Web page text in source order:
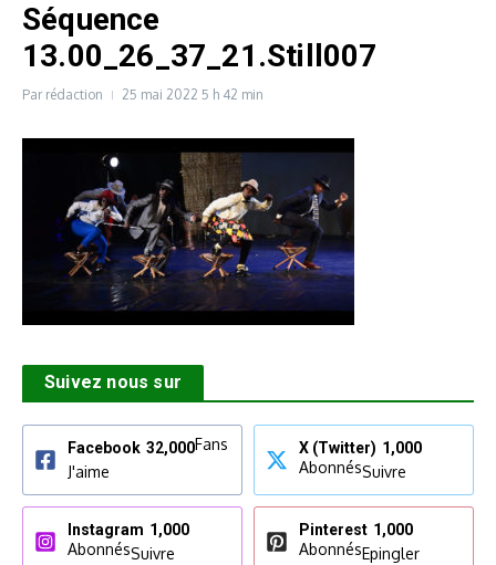
Séquence
13.00_26_37_21.Still007
Par rédaction 25 mai 2022 5 h 42 min
Suivez nous sur
Facebook 32,000Fans
J'aime
X (Twitter) 1,000
AbonnésSuivre
Instagram 1,000
AbonnésSuivre
Pinterest 1,000
AbonnésEpingler